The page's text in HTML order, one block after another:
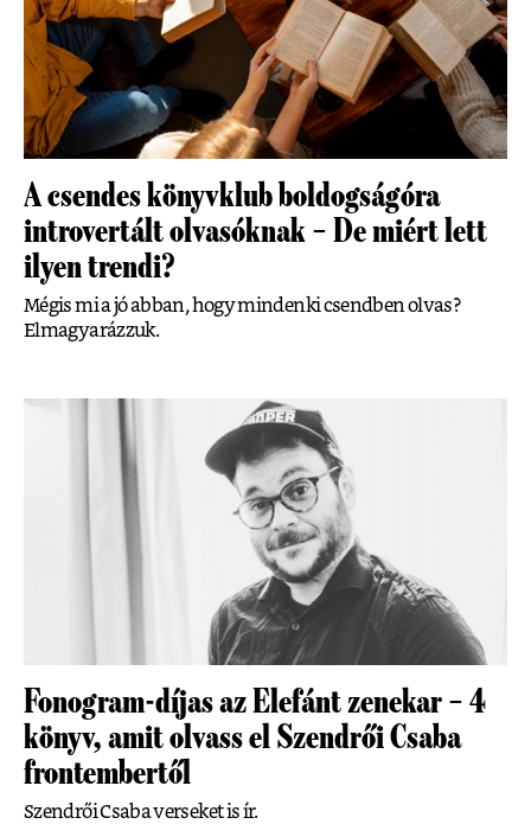
A csendes könyvklub boldogságóra
introvertált olvasóknak – De miért lett
ilyen trendi?
Mégis mi a jó abban, hogy mindenki csendben olvas?
Elmagyarázzuk.
Fonogram-díjas az Elefánt zenekar – 4
könyv, amit olvass el Szendrői Csaba
frontembertől
Szendrői Csaba verseket is ír.